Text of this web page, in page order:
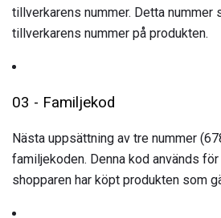
tillverkarens nummer. Detta nummer
tillverkarens nummer på produkten.
03 - Familjekod
Nästa uppsättning av tre nummer
familjekoden. Denna kod används
shopparen har köpt produkten som